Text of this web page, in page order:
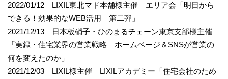
2022/01/12 LIXIL東北マド本舗様主催 エリア会「明日から
できる！効果的なWEB活用 第二弾」
2021/12/13 日本板硝子・ひのまるチェーン東京支部様主催
「実録・住宅業界の営業戦略 ホームページ＆SNSが営業の
何を変えたのか」
2021/12/03 LIXIL様主催 LIXILアカデミー「住宅会社のため